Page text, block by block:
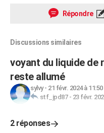
Répondre
Discussions similaires
voyant du liquide de
reste allumé
sylvy- 21 févr. 2024 à 11:50
stf_jpd87- 23 févr.
2 réponses